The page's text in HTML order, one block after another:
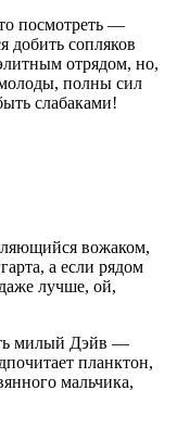
посмотреть —
добить сопляков
отрядом, но,
полны сил
слабаками!
вожаком,
а если рядом
лучше, ой,
милый Дэйв —
планктон,
мальчика,